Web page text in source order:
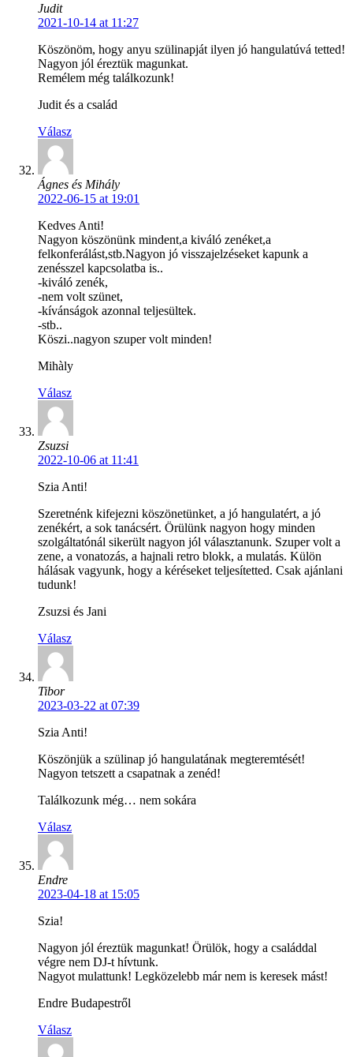
Judit
2021-10-14 at 11:27
Köszönöm, hogy anyu szülinapját ilyen jó hangulatúvá tetted!
Nagyon jól éreztük magunkat.
Remélem még találkozunk!
Judit és a család
Válasz
Ágnes és Mihály
2022-06-15 at 19:01
Kedves Anti!
Nagyon köszönünk mindent,a kiváló zenéket,a
felkonferálást,stb.Nagyon jó visszajelzéseket kapunk a
zenésszel kapcsolatba is..
-kiváló zenék,
-nem volt szünet,
-kívánságok azonnal teljesültek.
-stb..
Köszi..nagyon szuper volt minden!
Mihàly
Válasz
Zsuzsi
2022-10-06 at 11:41
Szia Anti!
Szeretnénk kifejezni köszönetünket, a jó hangulatért, a jó
zenékért, a sok tanácsért. Örülünk nagyon hogy minden
szolgáltatónál sikerült nagyon jól választanunk. Szuper volt a
zene, a vonatozás, a hajnali retro blokk, a mulatás. Külön
hálásak vagyunk, hogy a kéréseket teljesítetted. Csak ajánlani
tudunk!
Zsuzsi és Jani
Válasz
Tibor
2023-03-22 at 07:39
Szia Anti!
Köszönjük a szülinap jó hangulatának megteremtését!
Nagyon tetszett a csapatnak a zenéd!
Találkozunk még… nem sokára
Válasz
Endre
2023-04-18 at 15:05
Szia!
Nagyon jól éreztük magunkat! Örülök, hogy a családdal
végre nem DJ-t hívtunk.
Nagyot mulattunk! Legközelebb már nem is keresek mást!
Endre Budapestről
Válasz